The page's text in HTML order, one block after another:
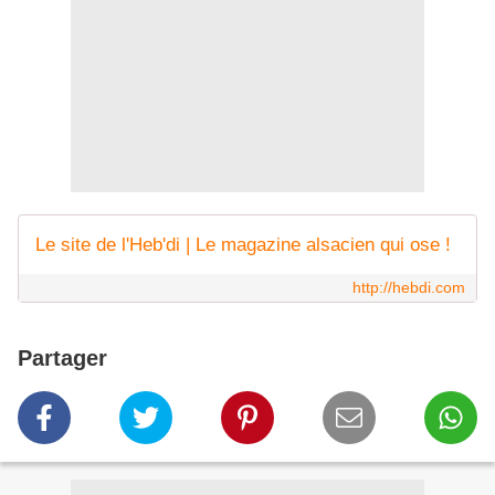
Le site de l'Heb'di | Le magazine alsacien qui ose !
http://hebdi.com
Partager